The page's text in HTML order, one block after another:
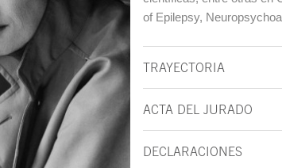
of Epilepsy,
TRAYECTORIA
ACTA DEL JURADO
DECLARACIONES